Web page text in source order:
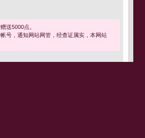
送5000点。
号，通知网站网管，经查证属实，本网站